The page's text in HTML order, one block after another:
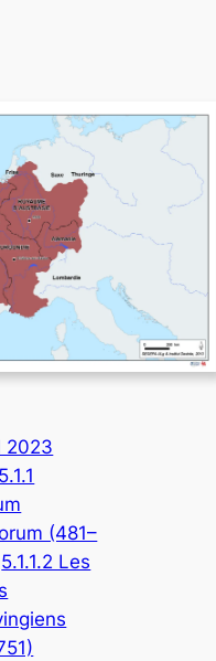
2023
5.1.1
(481–
5.1.1.2 Les